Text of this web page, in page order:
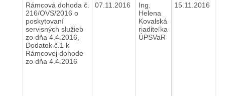
Rámcová dohoda č.
216/OVS/2016 o
poskytovaní
servisných služieb
zo dňa 4.4.2016,
Dodatok č.1 k
Rámcovej dohode
zo dňa 4.4.2016
07.11.2016
Ing.
Helena
Kovalská
riaditeľka
ÚPSVaR
15.11.2016